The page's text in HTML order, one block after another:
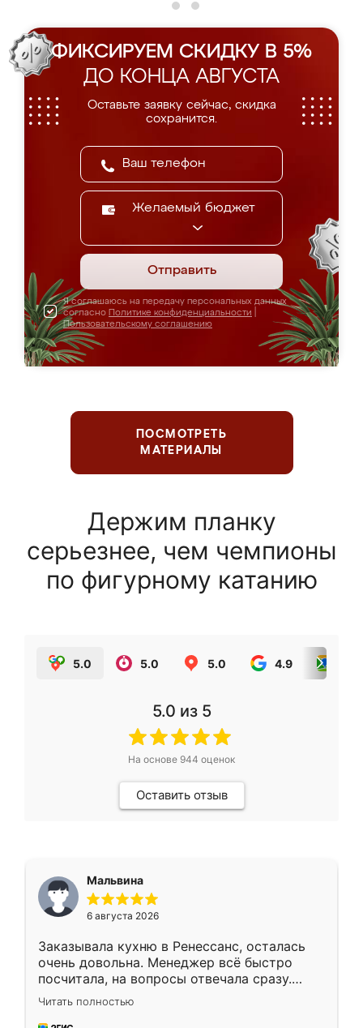
ФИКСИРУЕМ СКИДКУ В 5%
ДО КОНЦА АВГУСТА
Оставьте заявку сейчас, скидка
сохранится.
Желаемый бюджет
Отправить
Я соглашаюсь на передачу персональных данных
согласно Политике конфиденциальности
Пользовательскому соглашению
ПОСМОТРЕТЬ
МАТЕРИАЛЫ
Держим планку
серьезнее, чем чемпионы
по фигурному катанию
5.0 5.0 5.0 4.9
5.0 из 5
На основе 944 оценок
Оставить отзыв
Мальвина
6 августа 2026
Заказывала кухню в Ренессанс, осталась
очень довольна. Менеджер всё быстро
посчитала, на вопросы отвечала сразу.
Замерщик приехал в субботу, подошёл к
делу со всей ответственностью. Собрали
Читать полностью